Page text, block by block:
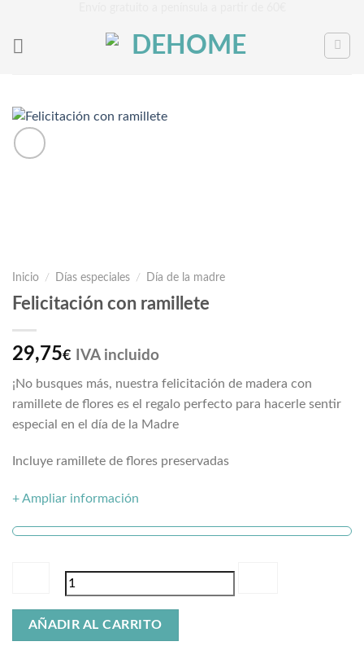
contenido
Inicio / Días especiales / Día de la madre
Felicitación con ramillete
29,75€ IVA incluido
¡No busques más, nuestra felicitación de madera con
ramillete de flores es el regalo perfecto para hacerle sentir
especial en el día de la Madre
Incluye ramillete de flores preservadas
+ Ampliar información
Felicitación
AÑADIR AL CARRITO